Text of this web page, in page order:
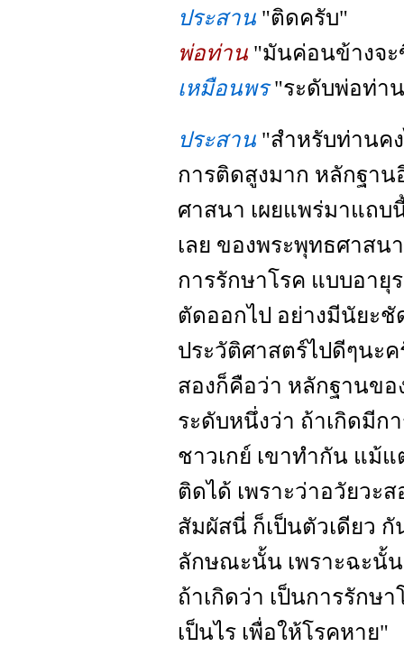
ประสาน "ติดครับ"
พ่อท่าน "มันค่อนข้างจะ
เหมือนพร"ระดับพ่อท่า
ประสาน "สำหรับท่านค
การติดสูงมาก หลักฐา
ศาสนา เผยแพร่มาแถ
เลย ของพระพุทธศาสน
การรักษาโรค แบบอายุ
ตัดออกไป อย่างมีนัยะชั
ประวัติศาสตร์ไปดีๆนะ
สองก็คือว่า หลักฐานข
ระดับหนึ่งว่า ถ้าเกิดมี
ชาวเกย์ เขาทำกัน แม้
ติดได้ เพราะว่าอวัยวะ
สัมผัสนี่ ก็เป็นตัวเดียว
ลักษณะนั้น เพราะฉะนั้
ถ้าเกิดว่า เป็นการรักษ
เป็นไร เพื่อให้โรคหาย"